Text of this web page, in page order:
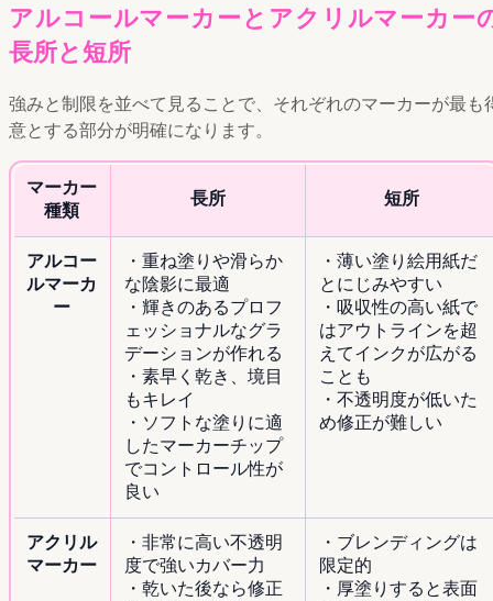
アルコールマーカーとアクリルマーカー
長所と短所
強みと制限を並べて見ることで、それぞれのマーカーが最も
意とする部分が明確になります。
マーカー
種類
長所 短所
アルコー
ルマーカ
ー
・重ね塗りや滑らか
な陰影に最適
・輝きのあるプロフ
ェッショナルなグラ
デーションが作れる
・素早く乾き、境目
もキレイ
・ソフトな塗りに適
したマーカーチップ
でコントロール性が
良い
・薄い塗り絵用紙だ
とにじみやすい
・吸収性の高い紙で
はアウトラインを超
えてインクが広がる
ことも
・不透明度が低いた
め修正が難しい
アクリル
マーカー
・非常に高い不透明
度で強いカバー力
・乾いた後なら修正
・ブレンディングは
限定的
・厚塗りすると表面